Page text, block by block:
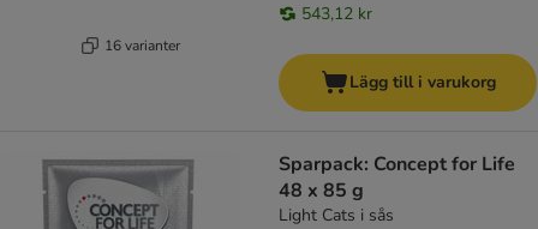
16 varianter
543,12 kr
Lägg till i varukorg
Sparpack: Concept for Life
48 x 85 g
Light Cats i sås